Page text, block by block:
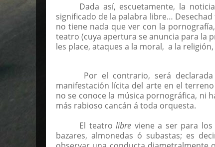
Dada así, escuetamente, la
significado de la palabra libre…
no tiene nada que ver con la
teatro (cuya apertura se anuncia para la
les place, ataques a la moral, a la
Por el contrario, será
manifestación lícita del arte en el
no se conoce la música pornográfica, ni
más rabioso cancán á toda orquesta.
El teatrolibre viene a ser para
bazares, almonedas ó subastas; es